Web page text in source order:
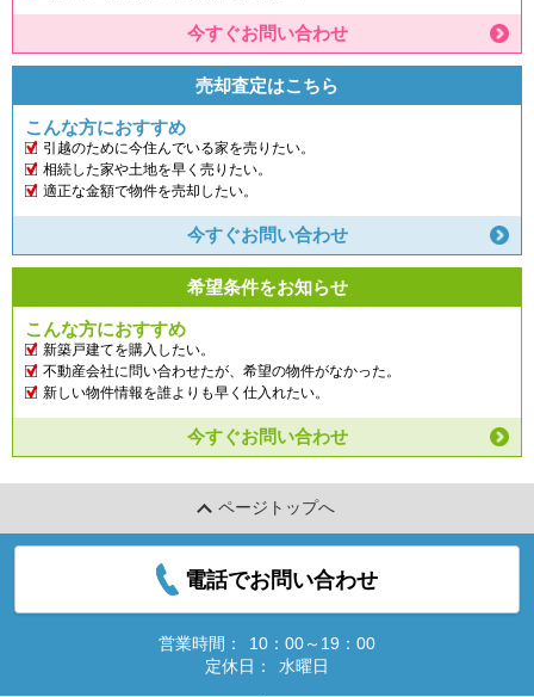
今すぐお問い合わせ
売却査定はこちら
こんな方におすすめ
引越のために今住んでいる家を売りたい。
相続した家や土地を早く売りたい。
適正な金額で物件を売却したい。
今すぐお問い合わせ
希望条件をお知らせ
こんな方におすすめ
新築戸建てを購入したい。
不動産会社に問い合わせたが、希望の物件がなかった。
新しい物件情報を誰よりも早く仕入れたい。
今すぐお問い合わせ
ページトップへ
電話でお問い合わせ
営業時間：
10：00～19：00
定休日：
水曜日